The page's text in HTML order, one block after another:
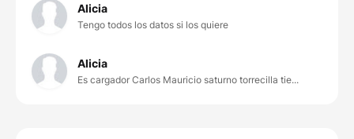
Alicia
Tengo todos los datos si los quiere
Alicia
Es cargador Carlos Mauricio saturno torrecilla tie...